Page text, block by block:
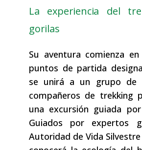
La experiencia del
gorilas
Su aventura comienza
puntos de partida
se unirá a un grupo de
compañeros de trekking
una excursión guiada
Guiados por expertos
Autoridad de Vida